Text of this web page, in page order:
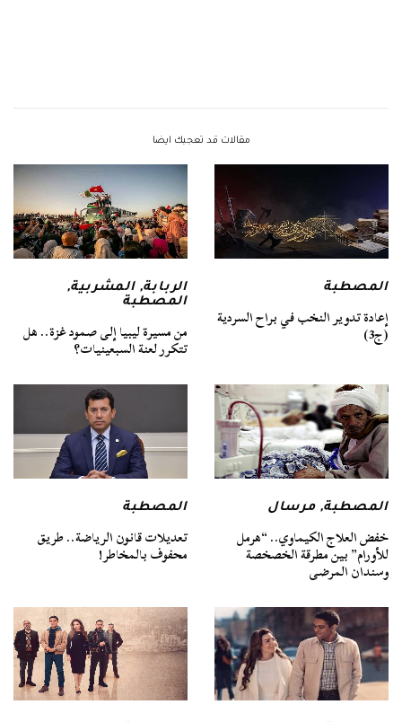
مقالات قد تعجبك ايضا
المصطبة
إعادة تدوير النخب في براح السردية
(ج3)
الربابة,المشربية,
المصطبة
من مسيرة ليبيا إلى صمود غزة.. هل
تتكرر لعنة السبعينيات؟
المصطبة,مرسال
خفض العلاج الكيماوي.. “هرمل
للأورام” بين مطرقة الخصخصة
وسندان المرضى
المصطبة
تعديلات قانون الرياضة.. طريق
محفوف بالمخاطر!